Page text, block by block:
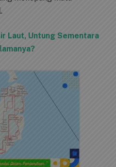
Laut, Untung Sementara